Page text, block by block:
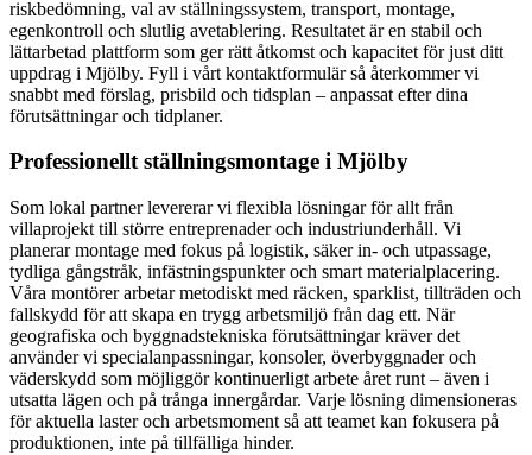
riskbedömning, val av ställningssystem, transport, montage,
egenkontroll och slutlig avetablering. Resultatet är en stabil och
lättarbetad plattform som ger rätt åtkomst och kapacitet för just ditt
uppdrag i Mjölby. Fyll i vårt kontaktformulär så återkommer vi
snabbt med förslag, prisbild och tidsplan – anpassat efter dina
förutsättningar och tidplaner.
Professionellt ställningsmontage i Mjölby
Som lokal partner levererar vi flexibla lösningar för allt från
villaprojekt till större entreprenader och industriunderhåll. Vi
planerar montage med fokus på logistik, säker in- och utpassage,
tydliga gångstråk, infästningspunkter och smart materialplacering.
Våra montörer arbetar metodiskt med räcken, sparklist, tillträden och
fallskydd för att skapa en trygg arbetsmiljö från dag ett. När
geografiska och byggnadstekniska förutsättningar kräver det
använder vi specialanpassningar, konsoler, överbyggnader och
väderskydd som möjliggör kontinuerligt arbete året runt – även i
utsatta lägen och på trånga innergårdar. Varje lösning dimensioneras
för aktuella laster och arbetsmoment så att teamet kan fokusera på
produktionen, inte på tillfälliga hinder.